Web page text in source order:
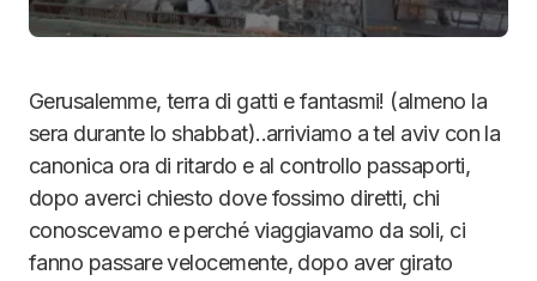
Gerusalemme, terra di gatti e fantasmi! (almeno la
sera durante lo shabbat)..arriviamo a tel aviv con la
canonica ora di ritardo e al controllo passaporti,
dopo averci chiesto dove fossimo diretti, chi
conoscevamo e perché viaggiavamo da soli, ci
fanno passare velocemente, dopo aver girato